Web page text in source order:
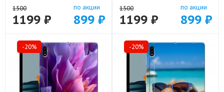
1500
1199 ₽
по акции
899 ₽
1500
1199 ₽
по акции
899 ₽
-20% -20%